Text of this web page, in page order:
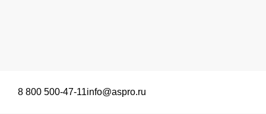
8 800 500-47-11info@aspro.ru